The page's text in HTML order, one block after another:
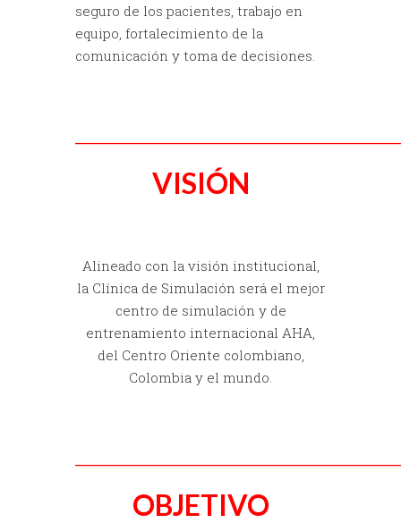
seguro de los pacientes, trabajo en
equipo, fortalecimiento de la
comunicación y toma de decisiones.
VISIÓN
Alineado con la visión institucional,
la Clínica de Simulación será el mejor
centro de simulación y de
entrenamiento internacional AHA,
del Centro Oriente colombiano,
Colombia y el mundo.
OBJETIVO